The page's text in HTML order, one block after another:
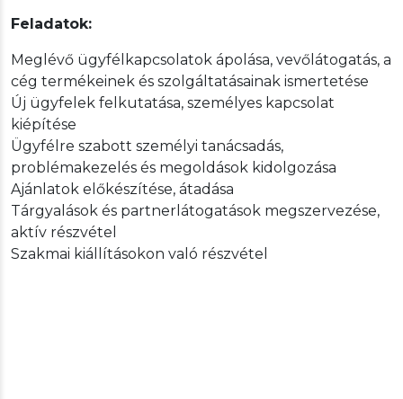
Feladatok:
Meglévő ügyfélkapcsolatok ápolása, vevőlátogatás, a
cég termékeinek és szolgáltatásainak ismertetése
Új ügyfelek felkutatása, személyes kapcsolat
kiépítése
Ügyfélre szabott személyi tanácsadás,
problémakezelés és megoldások kidolgozása
Ajánlatok előkészítése, átadása
Tárgyalások és partnerlátogatások megszervezése,
aktív részvétel
Szakmai kiállításokon való részvétel